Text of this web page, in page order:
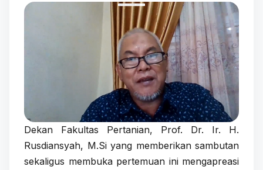
Dekan Fakultas Pertanian, Prof. Dr. Ir. H.
Rusdiansyah, M.Si yang memberikan sambutan
sekaligus membuka pertemuan ini mengapreasi